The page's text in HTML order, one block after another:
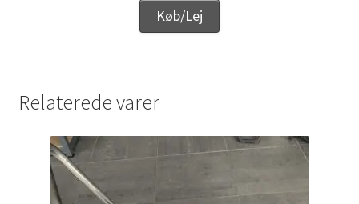
pris
var:
Køb/Lej
Relaterede varer